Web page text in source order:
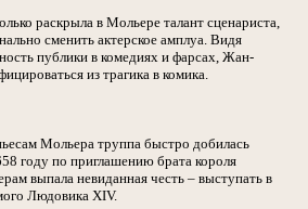
раскрыла в Мольере талант сценариста,
сменить актерское амплуа. Видя
публики в комедиях и фарсах, Жан-
из трагика в комика.
Мольера труппа быстро добилась
году по приглашению брата короля
выпала невиданная честь – выступать в
Людовика XIV.